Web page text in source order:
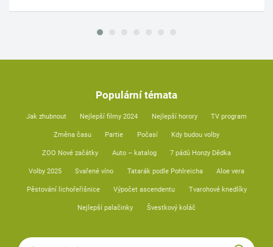
Populární témata
Jak zhubnout Nejlepší filmy 2024 Nejlepší horory TV program
Změna času Partie Počasí Kdy budou volby
ZOO Nové začátky Auto – katalog 7 pádů Honzy Dědka
Volby 2025 Svařené víno Tatarák podle Pohlreicha Aloe vera
Pěstování lichořeřišnice Výpočet ascendentu Tvarohové knedlíky
Nejlepší palačinky Švestkový koláč